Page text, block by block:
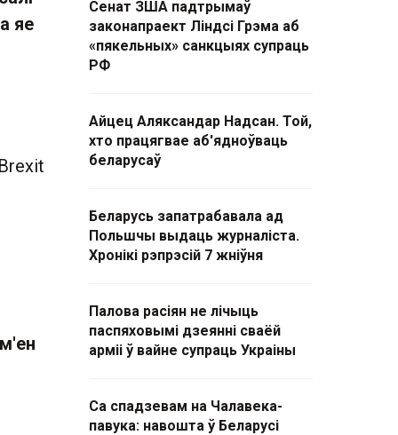
яе
Сенат ЗША падтрымаў
законапраект Ліндсі Грэма аб
«пякельных» санкцыях супраць
РФ
Айцец Аляксандар Надсан. Той,
хто працягвае аб'ядноўваць
беларусаў
Беларусь запатрабавала ад
Польшчы выдаць журналіста.
Хронікі рэпрэсій 7 жніўня
Палова расіян не лічыць
паспяховымі дзеянні сваёй
арміі ў вайне супраць Украіны
Са спадзевам на Чалавека-
павука: навошта ў Беларусі